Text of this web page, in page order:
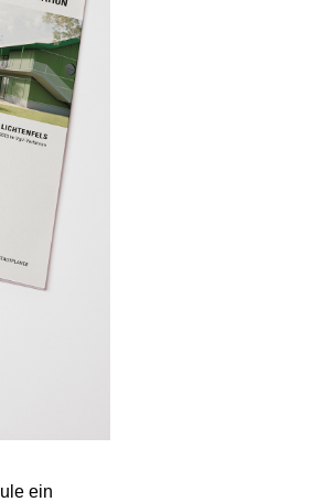
ein